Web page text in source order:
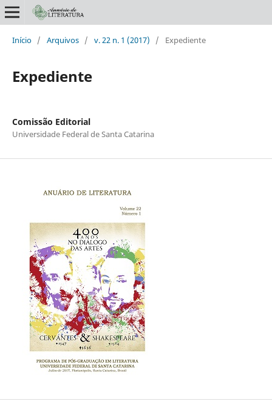
Início / Arquivos / v. 22 n. 1 (2017) / Expediente
Expediente
Comissão Editorial
Universidade Federal de Santa Catarina